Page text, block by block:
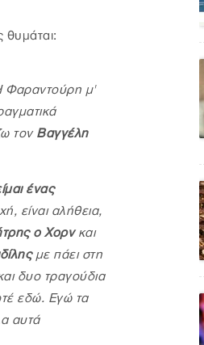
θυμάται:
Φαραντούρη μ'
τονΒαγγέλη
ένας
είναι αλήθεια,
ο Χορνκαι
με πάει στη
δυο τραγούδια
εδώ. Εγώ τα
αυτά